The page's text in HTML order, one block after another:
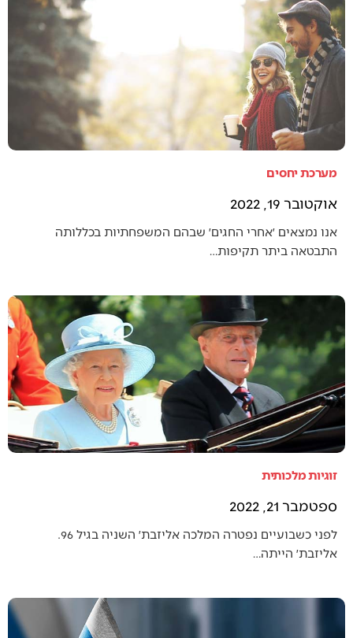
מערכת יחסים
אוקטובר 19, 2022
אנו נמצאים ׳אחרי החגים׳ שבהם המשפחתיות בכללותה
התבטאה ביתר תקיפות…
זוגיות מלכותית
ספטמבר 21, 2022
לפני כשבועיים נפטרה המלכה אליזבת׳ השניה בגיל 96.
אליזבת׳ הייתה…